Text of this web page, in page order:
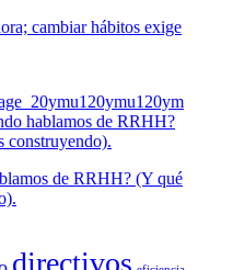
cambiar hábitos exige
hablamos de RRHH?
construyendo).
de RRHH? (Y qué
directivos